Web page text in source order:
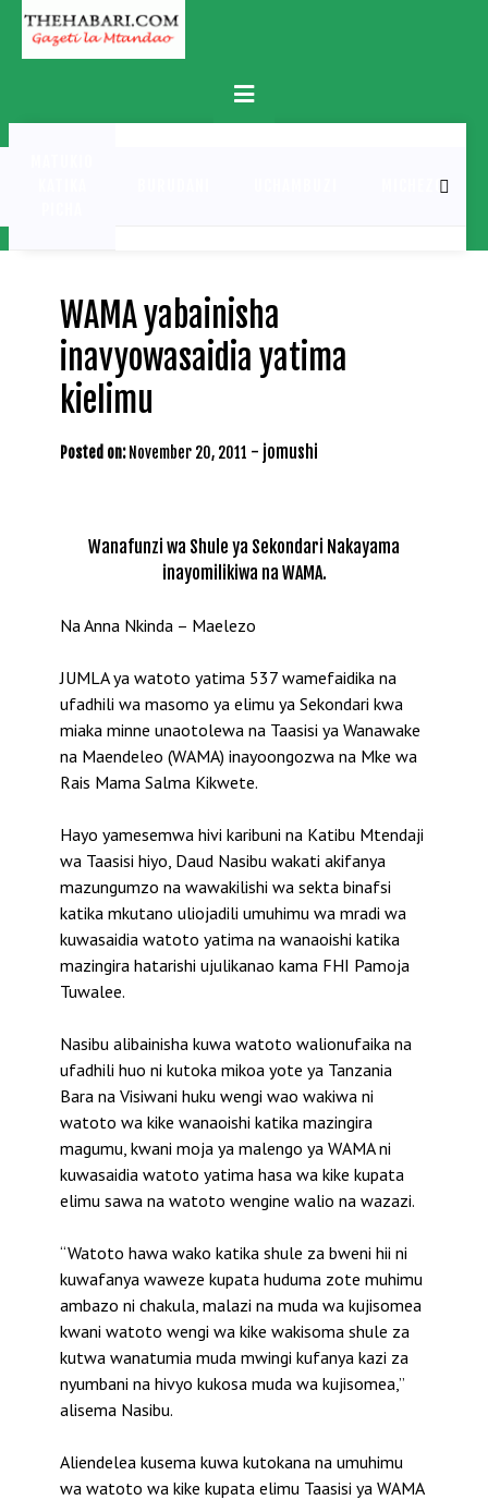
Skip
content
Primary
Menu
MICHEZO
WAMA yabainisha
inavyowasaidia yatima
kielimu
Posted on: November 20, 2011 - jomushi
Wanafunzi wa Shule ya Sekondari Nakayama
inayomilikiwa na WAMA.
Na Anna Nkinda – Maelezo
JUMLA ya watoto yatima 537 wamefaidika na
ufadhili wa masomo ya elimu ya Sekondari kwa
miaka minne unaotolewa na Taasisi ya Wanawake
na Maendeleo (WAMA) inayoongozwa na Mke wa
Rais Mama Salma Kikwete.
Hayo yamesemwa hivi karibuni na Katibu Mtendaji
wa Taasisi hiyo, Daud Nasibu wakati akifanya
mazungumzo na wawakilishi wa sekta binafsi
katika mkutano uliojadili umuhimu wa mradi wa
kuwasaidia watoto yatima na wanaoishi katika
mazingira hatarishi ujulikanao kama FHI Pamoja
Tuwalee.
Nasibu alibainisha kuwa watoto walionufaika na
ufadhili huo ni kutoka mikoa yote ya Tanzania
Bara na Visiwani huku wengi wao wakiwa ni
watoto wa kike wanaoishi katika mazingira
magumu, kwani moja ya malengo ya WAMA ni
kuwasaidia watoto yatima hasa wa kike kupata
elimu sawa na watoto wengine walio na wazazi.
“Watoto hawa wako katika shule za bweni hii ni
kuwafanya waweze kupata huduma zote muhimu
ambazo ni chakula, malazi na muda wa kujisomea
kwani watoto wengi wa kike wakisoma shule za
kutwa wanatumia muda mwingi kufanya kazi za
nyumbani na hivyo kukosa muda wa kujisomea,”
alisema Nasibu.
Aliendelea kusema kuwa kutokana na umuhimu
wa watoto wa kike kupata elimu Taasisi ya WAMA